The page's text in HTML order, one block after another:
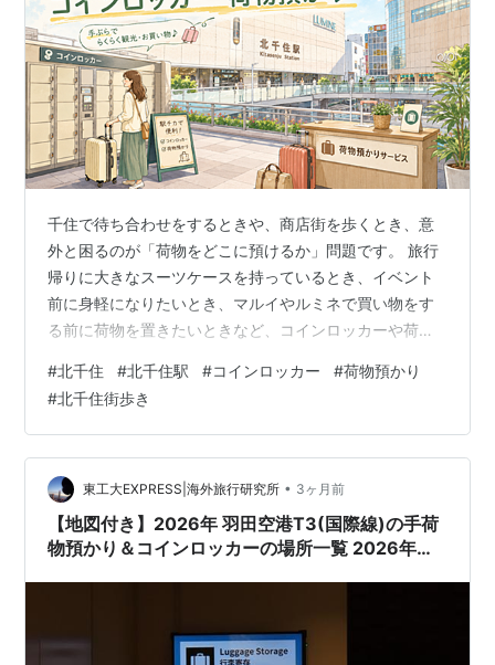
千住で待ち合わせをするときや、商店街を歩くとき、意
外と困るのが「荷物をどこに預けるか」問題です。 旅行
帰りに大きなスーツケースを持っているとき、イベント
前に身軽になりたいとき、マルイやルミネで買い物をす
る前に荷物を置きたいときなど、コインロッカーや荷物
り楽になります。 この記事では、北千住駅周辺で利用し
やすいコインロッカーや、スマホで予約できる荷物預か
りサービス、利用時の注意点をまとめました。 ※コイン
ロッカーの設置場所・料金・利用時間・空き状況は変更
される場合があります。利用前には、現地の案内表示や
各サービスの公式ページをご確認ください。 北…
#北千住 #北千住駅 #コインロッカー #荷物預かり
#北千住街歩き
東工大EXPRESS|海外旅行研究所 • 3ヶ月前
【地図付き】2026年 羽田空港T3(国際線)の手荷
物預かり＆コインロッカーの場所一覧 2026年最